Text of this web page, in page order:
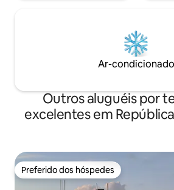
Ar-condicionado
Outros aluguéis por
excelentes em
Preferido dos hóspedes
Preferido dos hóspedes